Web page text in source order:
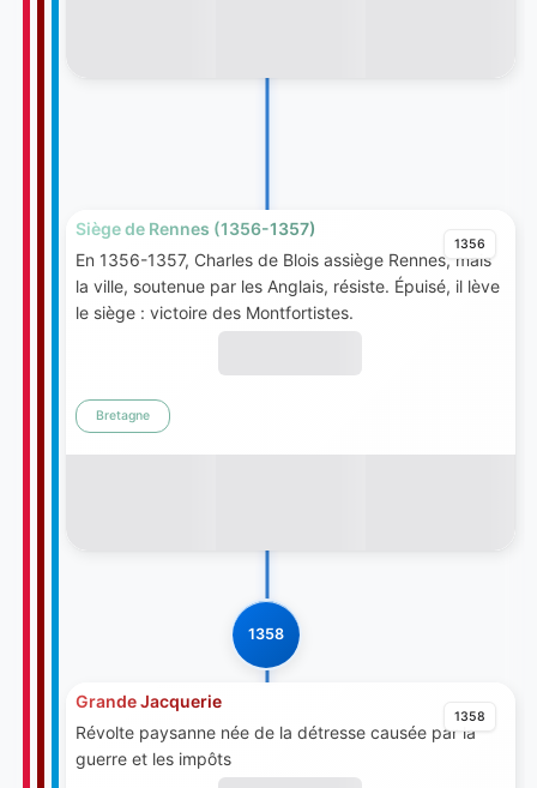
1356
Siège de Rennes (1356-1357)
En 1356-1357, Charles de Blois assiège Rennes, mais
la ville, soutenue par les Anglais, résiste. Épuisé, il lève
le siège : victoire des Montfortistes.
Bretagne
1358
1358
Grande Jacquerie
Révolte paysanne née de la détresse causée par la
guerre et les impôts